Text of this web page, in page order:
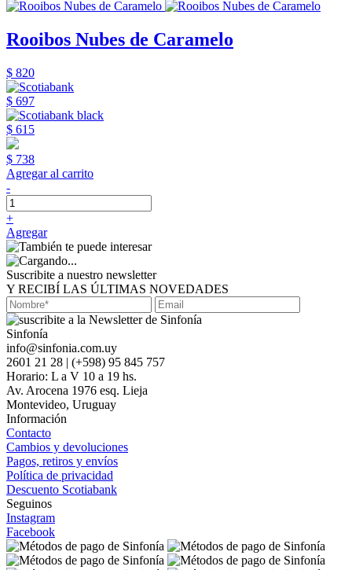
Rooibos Nubes de Caramelo
$ 820
$ 697
$ 615
$ 738
Agregar al carrito
-
+
Agregar
Suscribite a nuestro newsletter
Y RECIBÍ LAS ÚLTIMAS NOVEDADES
Sinfonía
info@sinfonia.com.uy
2601 21 28 | (+598) 95 845 757
Horario: L a V 10 a 19 hs.
Av. Arocena 1976 esq. Lieja
Montevideo, Uruguay
Información
Contacto
Cambios y devoluciones
Pagos, retiros y envíos
Política de privacidad
Descuento Scotiabank
Seguinos
Instagram
Facebook